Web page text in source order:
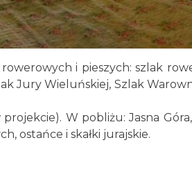
i pieszych: szlak
Jury Wieluńskiej, Szlak
W pobliżu: Jasna
ostańce i skałki jurajskie.